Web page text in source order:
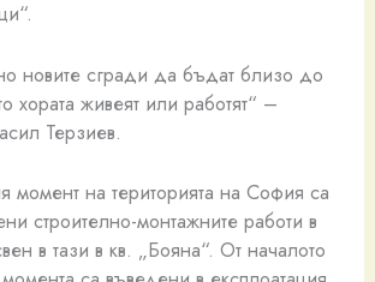
новите сгради да бъдат близо до
хората живеят или работят“ –
Терзиев.
момент на територията на София са
строително-монтажните работи в
в тази в кв. „Бояна“. От началото